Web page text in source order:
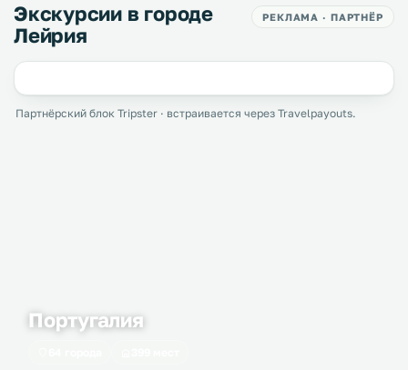
Экскурсии в городе
Лейрия
РЕКЛАМА · ПАРТНЁР
Партнёрский блок Tripster · встраивается через Travelpayouts.
Португалия